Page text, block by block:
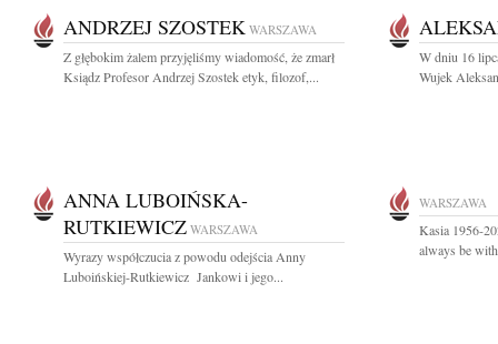
ANDRZEJ SZOSTEK WARSZAWA
Z głębokim żalem przyjęliśmy wiadomość, że zmarł
Ksiądz Profesor Andrzej Szostek etyk, filozof,...
W dniu 16
Wujek
ANNA LUBOIŃSKA-
RUTKIEWICZ WARSZAWA
Wyrazy współczucia z powodu odejścia Anny
Luboińskiej-Rutkiewicz Jankowi i jego...
WARSZAWA
Kasia 1956-
always be